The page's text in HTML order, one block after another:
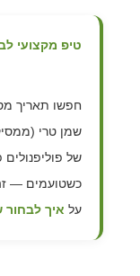
טיפ מקצועי
חפשו תאריך
שמן טרי
של פוליפנולים
כשטועמים —
על איך לבחור